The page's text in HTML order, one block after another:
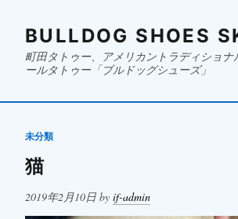
BULLDOG SHOES
町田タトゥー、アメリカントラディショナ
ールタトゥー「ブルドッグシューズ」
未分類
猫
Posted
2019年2月10日 by if-admin